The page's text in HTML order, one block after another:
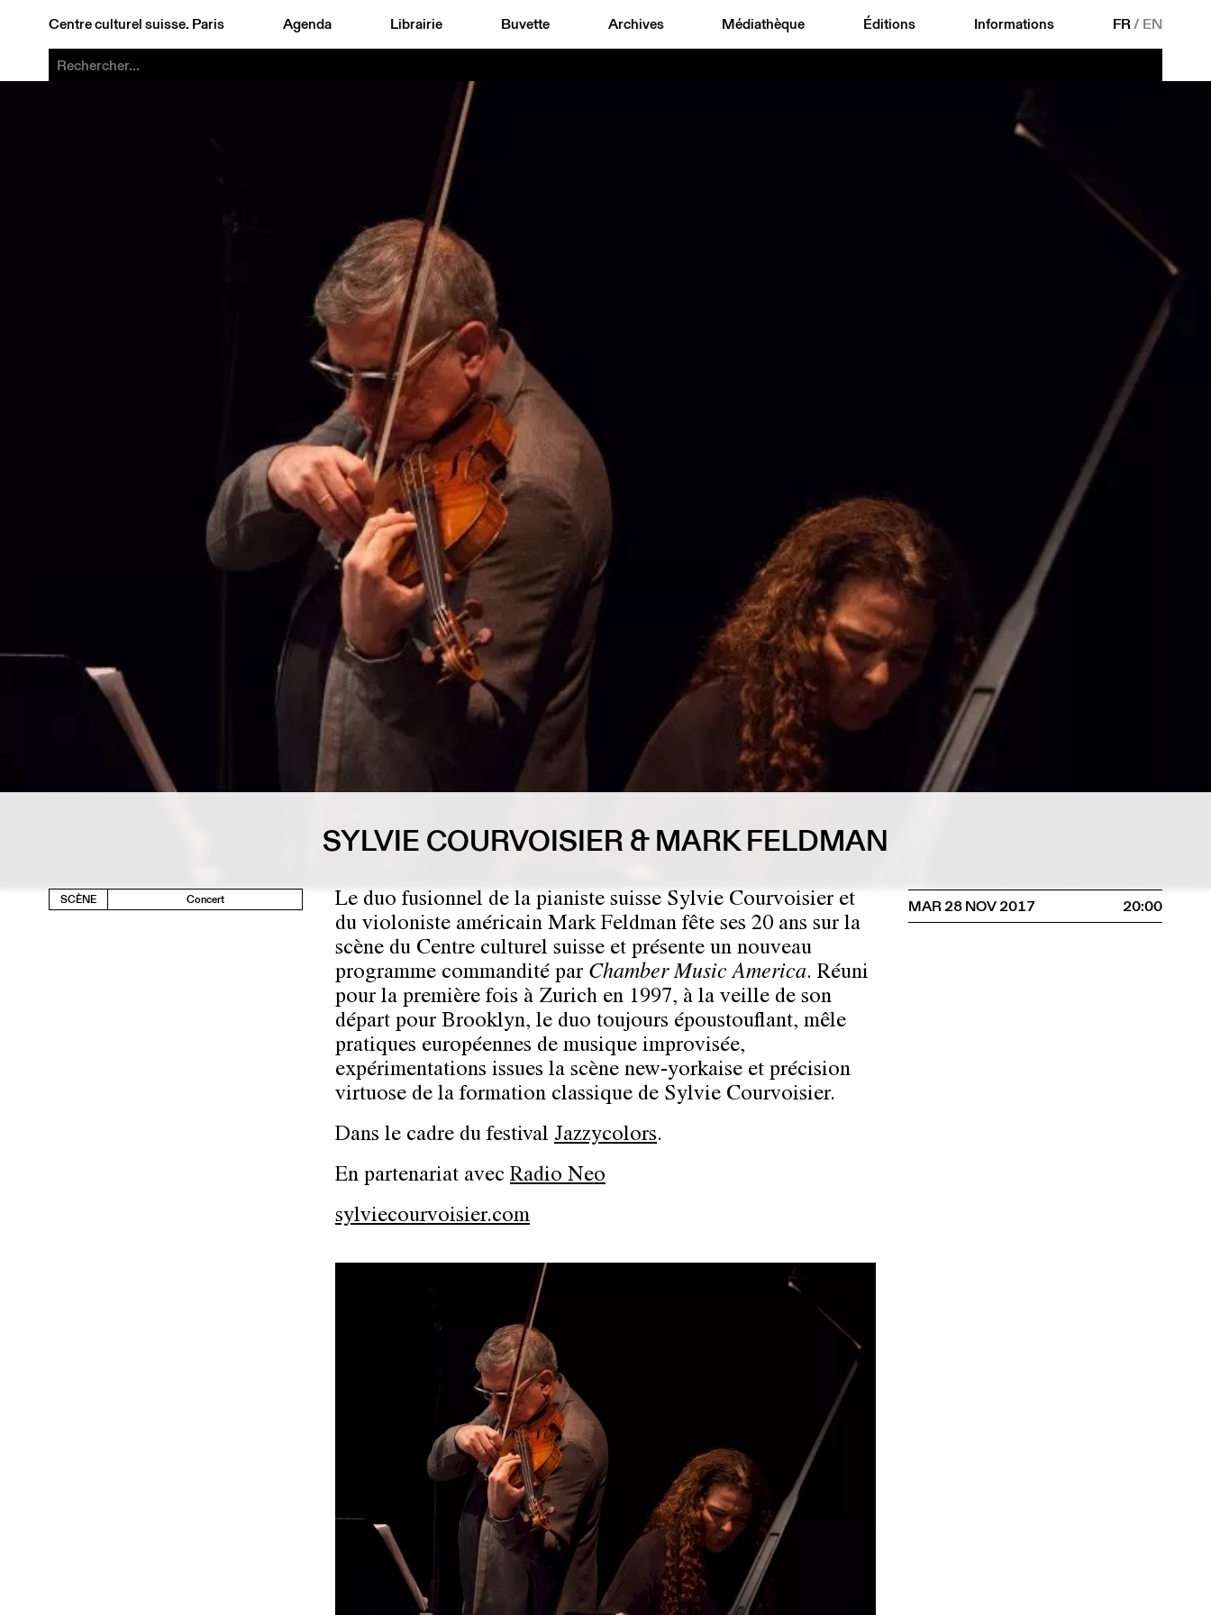
Centre culturel suisse. Paris Agenda Librairie Buvette Archives Médiathèque Éditions Informations FR/ EN
SYLVIE COURVOISIER & MARK FELDMAN
SCÈNE Concert
Le duo fusionnel de la pianiste suisse Sylvie Courvoisier et
du violoniste américain Mark Feldman fête ses 20 ans sur la
scène du Centre culturel suisse et présente un nouveau
programme commandité par Chamber Music America. Réuni
pour la première fois à Zurich en 1997, à la veille de son
départ pour Brooklyn, le duo toujours époustouflant, mêle
pratiques européennes de musique improvisée,
expérimentations issues la scène new-yorkaise et précision
virtuose de la formation classique de Sylvie Courvoisier.
Dans le cadre du festival Jazzycolors.
En partenariat avec Radio Neo
sylviecourvoisier.com
MAR 28 NOV 2017 20:00